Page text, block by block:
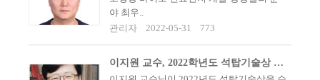
야 최우..
관리자
2022-05-31 773
이지원 교수, 2022학년도 석탑기술상 수상